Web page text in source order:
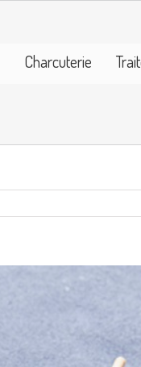
Charcuterie